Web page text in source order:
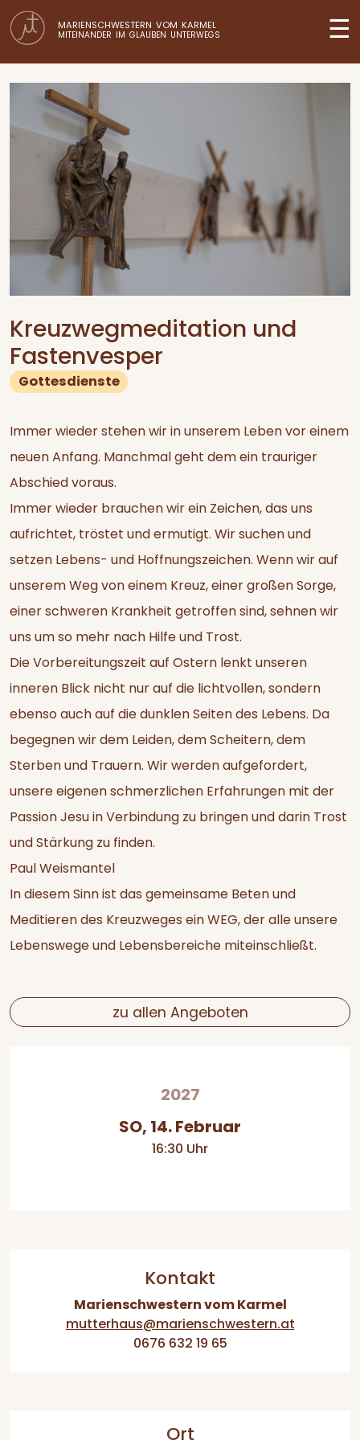
MARIENSCHWESTERN VOM KARMEL
MITEINANDER IM GLAUBEN UNTERWEGS ☰
Kreuzwegmeditation und
Fastenvesper
Gottesdienste
Immer wieder stehen wir in unserem Leben vor einem
neuen Anfang. Manchmal geht dem ein trauriger
Abschied voraus.
Immer wieder brauchen wir ein Zeichen, das uns
aufrichtet, tröstet und ermutigt. Wir suchen und
setzen Lebens- und Hoffnungszeichen. Wenn wir auf
unserem Weg von einem Kreuz, einer großen Sorge,
einer schweren Krankheit getroffen sind, sehnen wir
uns um so mehr nach Hilfe und Trost.
Die Vorbereitungszeit auf Ostern lenkt unseren
inneren Blick nicht nur auf die lichtvollen, sondern
ebenso auch auf die dunklen Seiten des Lebens. Da
begegnen wir dem Leiden, dem Scheitern, dem
Sterben und Trauern. Wir werden aufgefordert,
unsere eigenen schmerzlichen Erfahrungen mit der
Passion Jesu in Verbindung zu bringen und darin Trost
und Stärkung zu finden.
Paul Weismantel
In diesem Sinn ist das gemeinsame Beten und
Meditieren des Kreuzweges ein WEG, der alle unsere
Lebenswege und Lebensbereiche miteinschließt.
zu allen Angeboten
2027
SO, 14. Februar
16:30 Uhr
Kontakt
Marienschwestern vom Karmel
mutterhaus@marienschwestern.at
0676 632 19 65
Ort